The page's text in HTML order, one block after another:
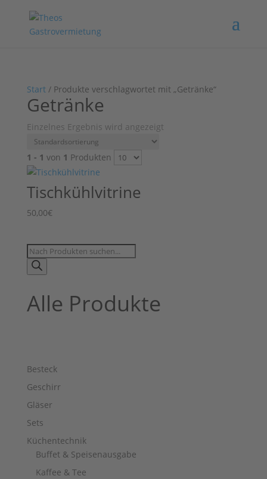
Start/ Produkte verschlagwortet mit „Getränke“
Getränke
Einzelnes Ergebnis wird angezeigt
1 - 1 von 1 Produkten
Tischkühlvitrine
50,00€
Products
search
Alle Produkte
Besteck
Geschirr
Gläser
Sets
Küchentechnik
Buffet & Speisenausgabe
Kaffee & Tee